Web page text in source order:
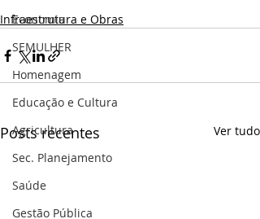
Economia
SEMULHER
Homenagem
Educação e Cultura
Agricultura
Sec. Planejamento
Saúde
Gestão Pública
Infraestrutura e Obras
Posts recentes Ver tudo